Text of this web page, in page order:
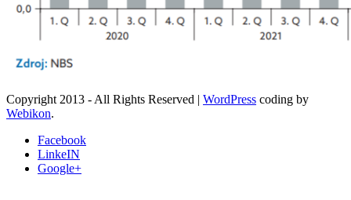
Copyright 2013 - All Rights Reserved | WordPress coding by
Webikon.
Facebook
LinkeIN
Google+